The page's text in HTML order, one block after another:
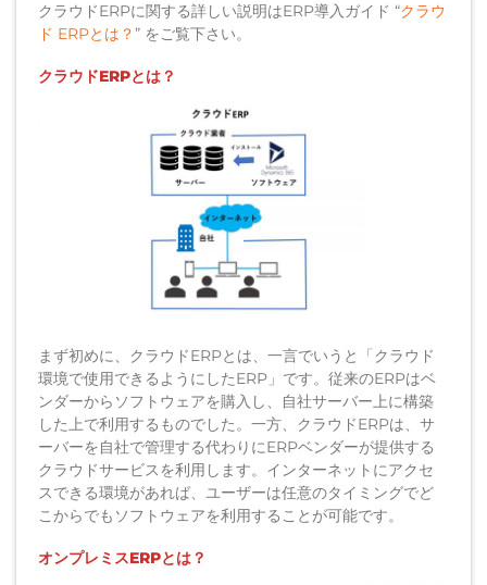
クラウドERPに関する詳しい説明はERP導入ガイド “クラウ
ド ERPとは？ ” をご覧下さい。
クラウドERPとは？
まず初めに、クラウドERPとは、一言でいうと「クラウド
環境で使用できるようにしたERP」です。従来のERPはベ
ンダーからソフトウェアを購入し、自社サーバー上に構築
した上で利用するものでした。一方、クラウドERPは、サ
ーバーを自社で管理する代わりにERPベンダーが提供する
クラウドサービスを利用します。インターネットにアクセ
スできる環境があれば、ユーザーは任意のタイミングでど
こからでもソフトウェアを利用することが可能です。
オンプレミスERPとは？